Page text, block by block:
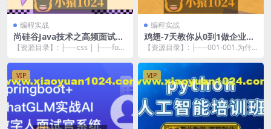
编程实战
尚硅谷Java技术之高频面试题-
v2025.1（html版本）
【资源目录】: ├──css | ├──font
编程实战
鸡翅-7天教你从0到1做企业应
用框架
【资源目录】: ├──001-001.为什
VIP VIP